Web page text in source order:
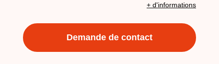
+ d'informations
Demande de contact